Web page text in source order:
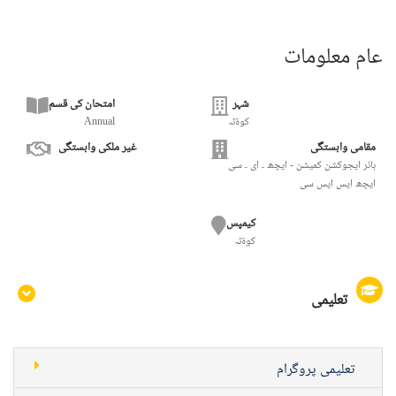
عام معلومات
شہر
کوۃٹہ
امتحان کی قسم
Annual
مقامی وابستگی
ہائر ایجوکشن کمیشن - ایچھ ۔ ای ۔ سی
ایچھ ایس ایس سی
غیر ملکی وابستگی
کیمپس
کوۃٹہ
تعلیمی
تعلیمی پروگرام